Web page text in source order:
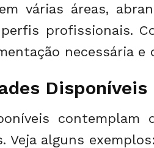
várias áreas,
profissionais.
necessária e
Disponíveis
contemplam
Veja alguns exemplos: